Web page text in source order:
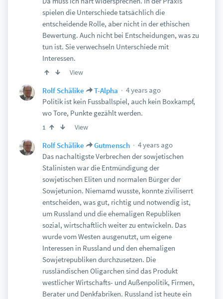
spielen die Unterschiede tatsächlich die
entscheidende Rolle, aber nicht in der ethischen
Bewertung. Auch nicht bei Entscheidungen, was zu
tun ist. Sie verwechseln Unterschiede mit
Interessen.
View
Rolf Schälike T-Alpha
4 years ago
Politik ist kein Fussballspiel, auch kein Boxkampf,
wo Tore, Punkte gezählt werden.
1 View
Rolf Schälike Gutmensch
4 years ago
Das nachaltigste Verbrechen der sowjetischen
Stalinisten war die Entmündigung der
sowjetischen Eliten und normalen Bürger der
Sowjetunion. Niemamd wusste, konnte ziviliserrt
entscheiden, was gut, richtig und notwendig ist,
um Russland und die ehemaligen Republiken
sozial, wirtschaftlich weiter zu entwickeln. Das
wurde vom Westen ausgenutzt, um eigene
Interessen in Russland und den ehemaligen
Sowjetrepubliken durchzusetzen. Die
russländischen Oligarchen sind das Produkt
westlicher Wirtschafts- und Außenpolitik, Firmen,
Berater und Denkfabriken. Russland ist heute ein